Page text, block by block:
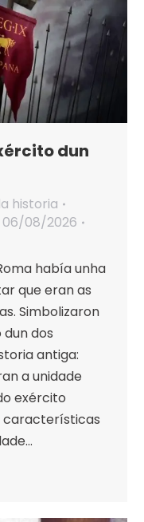
dun
historia
06/08/2026
había unha
que eran as
Simbolizaron
dos
antiga:
a unidade
exército
características